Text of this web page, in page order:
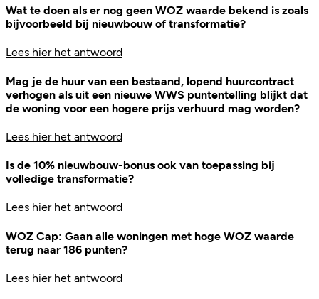
Wat te doen als er nog geen WOZ waarde bekend is zoals
bijvoorbeeld bij nieuwbouw of transformatie?
Lees hier het antwoord
Mag je de huur van een bestaand, lopend huurcontract
verhogen als uit een nieuwe WWS puntentelling blijkt dat
de woning voor een hogere prijs verhuurd mag worden?
Lees hier het antwoord
Is de 10% nieuwbouw-bonus ook van toepassing bij
volledige transformatie?
Lees hier het antwoord
WOZ Cap: Gaan alle woningen met hoge WOZ waarde
terug naar 186 punten?
Lees hier het antwoord